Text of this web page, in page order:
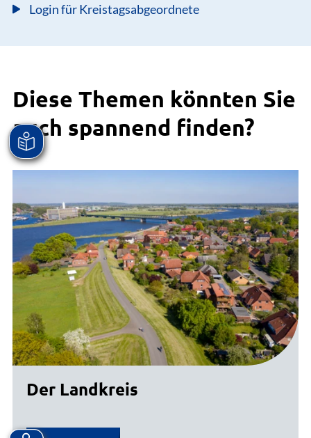
Login für Kreistagsabgeordnete
Diese Themen könnten Sie
auch spannend finden?
Der Landkreis